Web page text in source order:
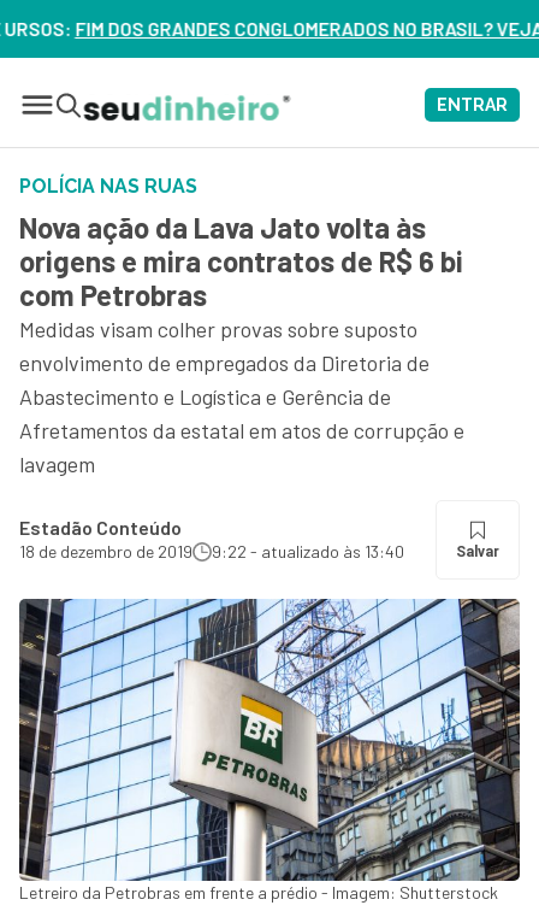
NO BRASIL? VEJA ERROS DE 3 DELES –
ENTRAR
POLÍCIA NAS RUAS
Nova ação da Lava Jato volta às
origens e mira contratos de R$ 6 bi
com Petrobras
Medidas visam colher provas sobre suposto
envolvimento de empregados da Diretoria de
Abastecimento e Logística e Gerência de
Afretamentos da estatal em atos de corrupção e
lavagem
Estadão Conteúdo
18 de dezembro de 2019 9:22 - atualizado às 13:40 Salvar
Letreiro da Petrobras em frente a prédio - Imagem: Shutterstock